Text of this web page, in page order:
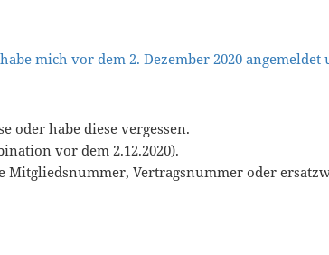
mich vor dem 2. Dezember 2020 angemeldet
oder habe diese vergessen.
vor dem 2.12.2020).
Mitgliedsnummer, Vertragsnummer oder